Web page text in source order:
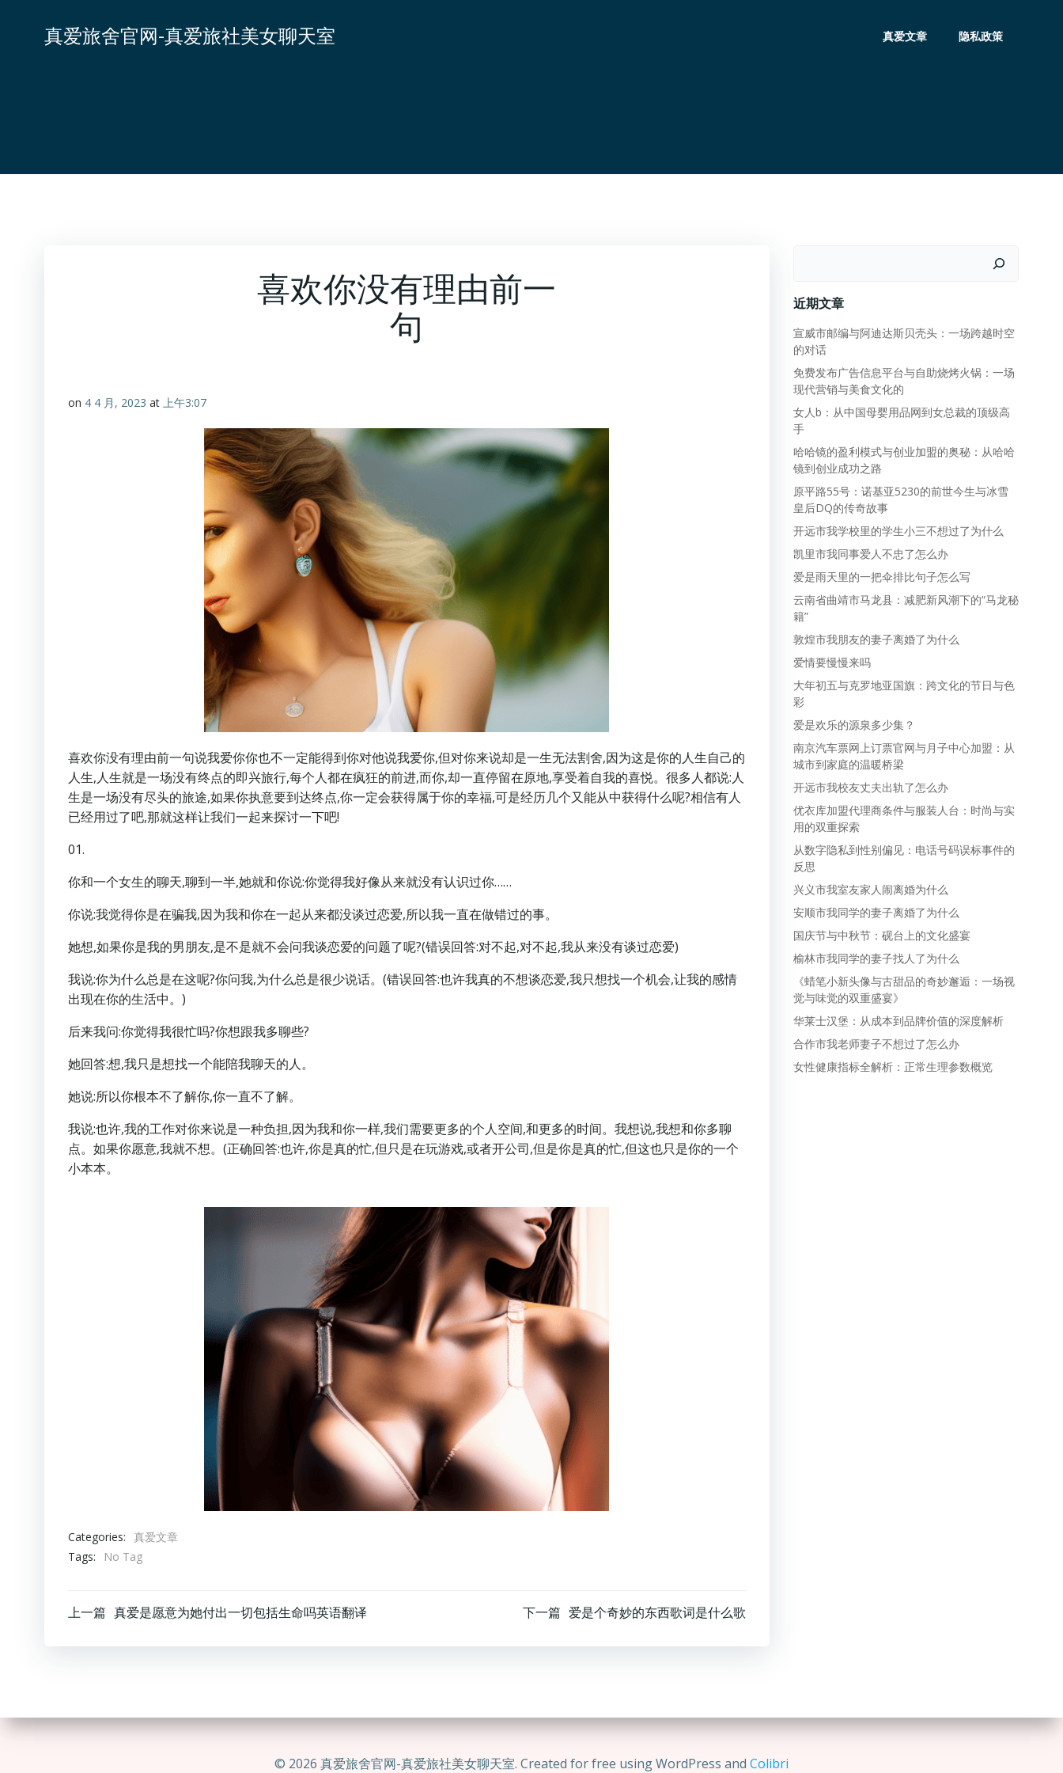
真爱旅舍官网-真爱旅社美女聊天室 真爱文章 隐私政策
喜欢你没有理由前一
句
on 4 4 月, 2023 at 上午3:07
喜欢你没有理由前一句说我爱你你也不一定能得到你对他说我爱你,但对你来说却是一生无法割舍,因为这是你的人生自己的
人生,人生就是一场没有终点的即兴旅行,每个人都在疯狂的前进,而你,却一直停留在原地,享受着自我的喜悦。很多人都说:人
生是一场没有尽头的旅途,如果你执意要到达终点,你一定会获得属于你的幸福,可是经历几个又能从中获得什么呢?相信有人
已经用过了吧,那就这样让我们一起来探讨一下吧!
01.
你和一个女生的聊天,聊到一半,她就和你说:你觉得我好像从来就没有认识过你……
你说:我觉得你是在骗我,因为我和你在一起从来都没谈过恋爱,所以我一直在做错过的事。
她想,如果你是我的男朋友,是不是就不会问我谈恋爱的问题了呢?(错误回答:对不起,对不起,我从来没有谈过恋爱)
我说:你为什么总是在这呢?你问我,为什么总是很少说话。(错误回答:也许我真的不想谈恋爱,我只想找一个机会,让我的感情
出现在你的生活中。)
后来我问:你觉得我很忙吗?你想跟我多聊些?
她回答:想,我只是想找一个能陪我聊天的人。
她说:所以你根本不了解你,你一直不了解。
我说:也许,我的工作对你来说是一种负担,因为我和你一样,我们需要更多的个人空间,和更多的时间。我想说,我想和你多聊
点。如果你愿意,我就不想。(正确回答:也许,你是真的忙,但只是在玩游戏,或者开公司,但是你是真的忙,但这也只是你的一个
小本本。
Categories: 真爱文章
Tags:
No Tag
文
章
航
上一篇 真爱是愿意为她付出一切包括生命吗英语翻译
章
航
下一篇 爱是个奇妙的东西歌词是什么歌
近期文章
宣威市邮编与阿迪达斯贝壳头：一场跨越时空
的对话
免费发布广告信息平台与自助烧烤火锅：一场
现代营销与美食文化的
女人b：从中国母婴用品网到女总裁的顶级高
手
哈哈镜的盈利模式与创业加盟的奥秘：从哈哈
镜到创业成功之路
原平路55号：诺基亚5230的前世今生与冰雪
皇后DQ的传奇故事
开远市我学校里的学生小三不想过了为什么
凯里市我同事爱人不忠了怎么办
爱是雨天里的一把伞排比句子怎么写
云南省曲靖市马龙县：减肥新风潮下的“马龙秘
籍”
敦煌市我朋友的妻子离婚了为什么
爱情要慢慢来吗
大年初五与克罗地亚国旗：跨文化的节日与色
彩
爱是欢乐的源泉多少集？
南京汽车票网上订票官网与月子中心加盟：从
城市到家庭的温暖桥梁
开远市我校友丈夫出轨了怎么办
优衣库加盟代理商条件与服装人台：时尚与实
用的双重探索
从数字隐私到性别偏见：电话号码误标事件的
反思
兴义市我室友家人闹离婚为什么
安顺市我同学的妻子离婚了为什么
国庆节与中秋节：砚台上的文化盛宴
榆林市我同学的妻子找人了为什么
《蜡笔小新头像与古甜品的奇妙邂逅：一场视
觉与味觉的双重盛宴》
华莱士汉堡：从成本到品牌价值的深度解析
合作市我老师妻子不想过了怎么办
女性健康指标全解析：正常生理参数概览
© 2026 真爱旅舍官网-真爱旅社美女聊天室. Created for free using WordPress and Colibri